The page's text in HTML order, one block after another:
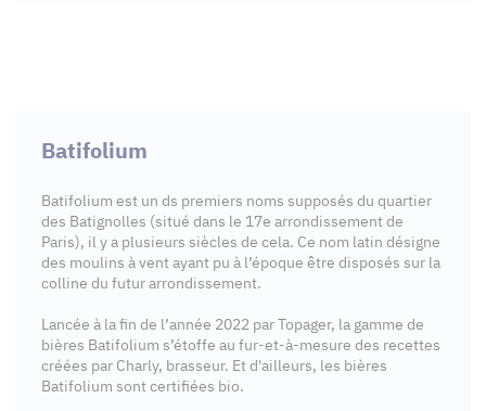
Batifolium
Batifolium est un ds premiers noms supposés du quartier
des Batignolles (situé dans le 17e arrondissement de
Paris), il y a plusieurs siècles de cela. Ce nom latin désigne
des moulins à vent ayant pu à l’époque être disposés sur la
colline du futur arrondissement.
Lancée à la fin de l’année 2022 par Topager, la gamme de
bières Batifolium s’étoffe au fur-et-à-mesure des recettes
créées par Charly, brasseur. Et d'ailleurs, les bières
Batifolium sont certifiées bio.